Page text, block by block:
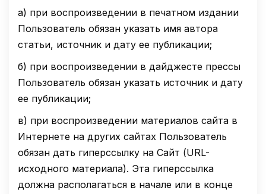
а) при воспроизведении в печатном издании
Пользователь обязан указать имя автора
статьи, источник и дату ее публикации;
б) при воспроизведении в дайджесте прессы
Пользователь обязан указать источник и дату
ее публикации;
в) при воспроизведении материалов сайта в
Интернете на других сайтах Пользователь
обязан дать гиперссылку на Сайт (URL-
исходного материала). Эта гиперссылка
должна располагаться в начале или в конце